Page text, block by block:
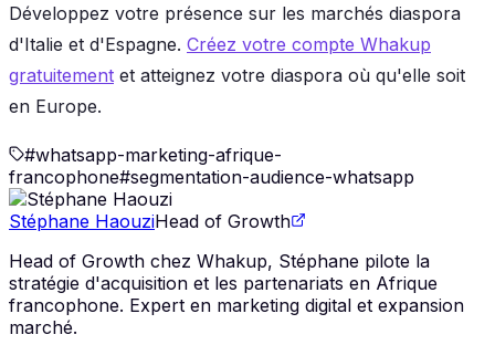
Développez votre présence sur les marchés diaspora
d'Italie et d'Espagne. Créez votre compte Whakup
gratuitement et atteignez votre diaspora où qu'elle soit
en Europe.
#whatsapp-marketing-afrique-
francophone#segmentation-audience-whatsapp
Stéphane HaouziHead of Growth
Head of Growth chez Whakup, Stéphane pilote la
stratégie d'acquisition et les partenariats en Afrique
francophone. Expert en marketing digital et expansion
marché.